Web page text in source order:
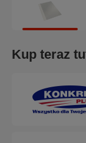
Kup teraz